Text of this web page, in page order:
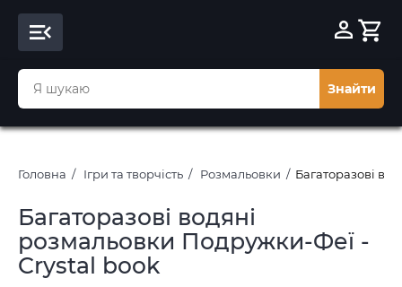
Знайти
Головна Ігри та творчість Розмальовки Багаторазовi
Багаторазовi водяні
розмальовки Подружки-Феї -
Crystal book